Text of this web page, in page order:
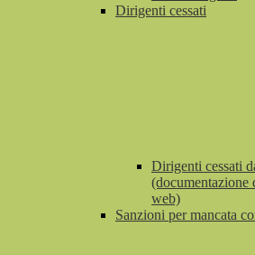
Dirigenti cessati
Dirigenti cessati
(documentazione
web)
Sanzioni per mancata